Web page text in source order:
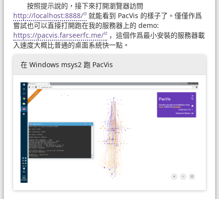
按照提示說的，接下來打開瀏覽器訪問
http://localhost:8888/ 就能看到 PacVis 的樣子了。僅僅作爲
嘗試也可以直接打開跑在我的服務器上的 demo:
https://pacvis.farseerfc.me/
，這個作爲最小安裝的服務器載
入速度大概比普通的桌面系統快一點。
在 Windows msys2 跑 PacVis